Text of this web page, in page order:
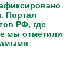
Портал
РФ, где
мы отметили